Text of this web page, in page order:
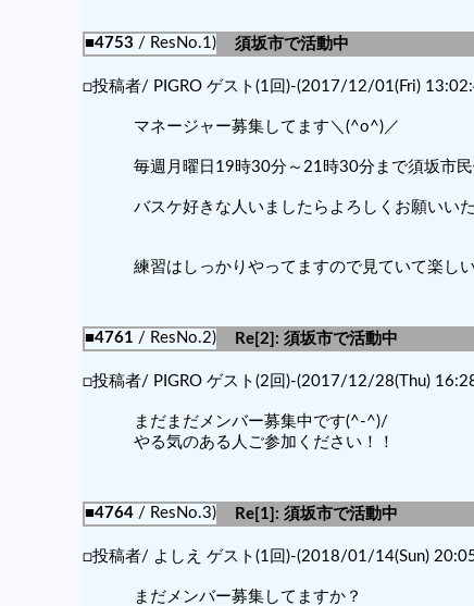
■4753 / ResNo.1)
須坂市で活動中
□投稿者/ PIGRO ゲスト(1回)-(2017/12/01(Fri)
マネージャー募集してます＼(^o^)／
毎週月曜日19時30分～21時30分まで須坂市
バスケ好きな人いましたらよろしくお願いい
練習はしっかりやってますので見ていて楽
■4761 / ResNo.2)
Re[2]: 須坂市で活動中
□投稿者/ PIGRO ゲスト(2回)-(2017/12/28(Thu)
まだまだメンバー募集中です(^-^)/
やる気のある人ご参加ください！！
■4764/ ResNo.3)
Re[1]: 須坂市で活動中
□投稿者/ よしえ ゲスト(1回)-(2018/01/14(Sun)
まだメンバー募集してますか？